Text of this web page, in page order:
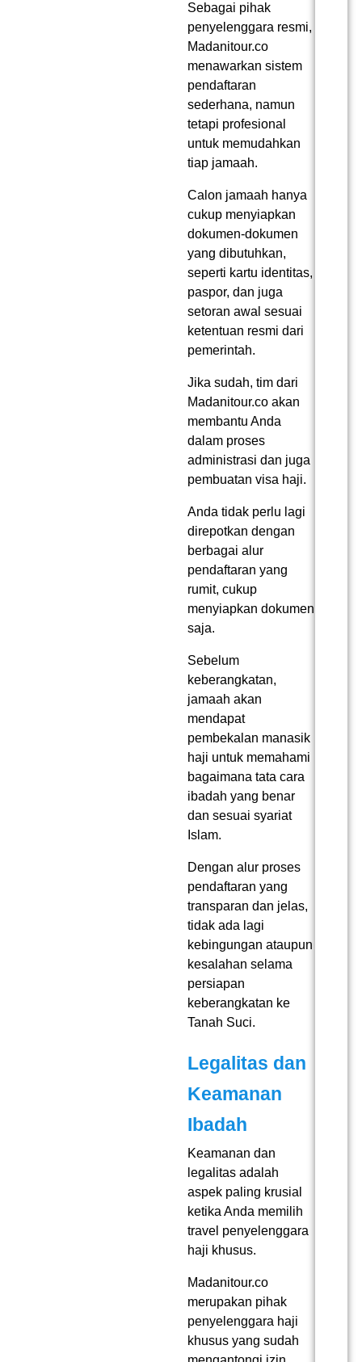
Sebagai pihak
penyelenggara resmi,
Madanitour.co
menawarkan sistem
pendaftaran
sederhana, namun
tetapi profesional
untuk memudahkan
tiap jamaah.
Calon jamaah hanya
cukup menyiapkan
dokumen-dokumen
yang dibutuhkan,
seperti kartu identitas,
paspor, dan juga
setoran awal sesuai
ketentuan resmi dari
pemerintah.
Jika sudah, tim dari
Madanitour.co akan
membantu Anda
dalam proses
administrasi dan juga
pembuatan visa haji.
Anda tidak perlu lagi
direpotkan dengan
berbagai alur
pendaftaran yang
rumit, cukup
menyiapkan dokumen
saja.
Sebelum
keberangkatan,
jamaah akan
mendapat
pembekalan manasik
haji untuk memahami
bagaimana tata cara
ibadah yang benar
dan sesuai syariat
Islam.
Dengan alur proses
pendaftaran yang
transparan dan jelas,
tidak ada lagi
kebingungan ataupun
kesalahan selama
persiapan
keberangkatan ke
Tanah Suci.
Legalitas dan
Keamanan
Ibadah
Keamanan dan
legalitas adalah
aspek paling krusial
ketika Anda memilih
travel penyelenggara
haji khusus.
Madanitour.co
merupakan pihak
penyelenggara haji
khusus yang sudah